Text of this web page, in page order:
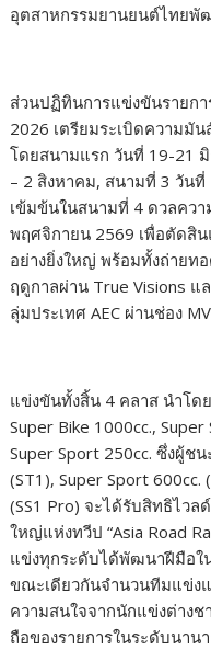
อุตสาหกรรมยานยนต์ไทยพั
ส่วนปฏิทินการแข่งขันรายกา
2026 เตรียมระเบิดความมั
โดยสนามแรก วันที่ 19-21
– 2 สิงหาคม, สนามที่ 3 วัน
เข้มข้นในสนามที่ 4 ดวลควา
พฤศจิกายน 2569 เพื่อตัดสิ
อย่างยิ่งใหญ่ พร้อมทั้งถ่ายท
ฤดูกาลผ่าน True Visions แ
ลุ่มประเทศ AEC ผ่านช่อง
แข่งขันทั้งสิ้น 4 คลาส นำโด
Super Bike 1000cc.,
Super Sport 250cc. ซึ่งผู้ชน
(ST1), Super Sport 600cc.
(SS1 Pro) จะได้รับสิทธิไวล
ใหญ่แห่งทวีป “Asia Road
แข่งทุกระดับได้พัฒนาฝีมือใ
ขณะเดียวกันจำนวนทีมแข่ง
ความสนใจจากนักแข่งต่าง
ถือของรายการในระดับนาน